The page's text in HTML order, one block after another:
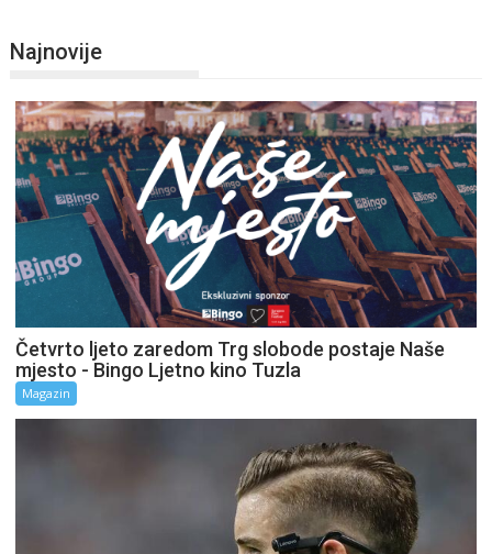
Najnovije
Četvrto ljeto zaredom Trg slobode postaje Naše
mjesto - Bingo Ljetno kino Tuzla
Magazin